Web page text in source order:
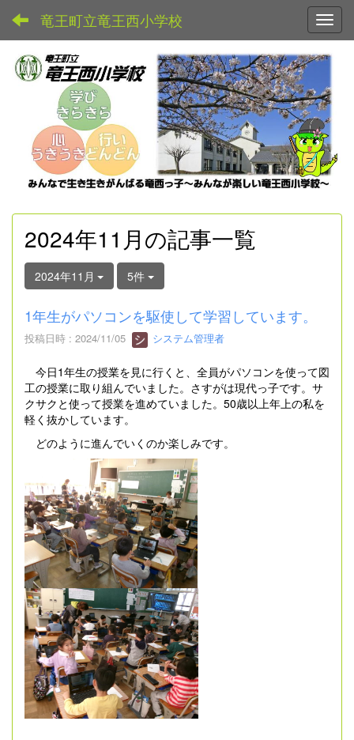
竜王町立竜王西小学校
2024年11月の記事一覧
2024年11月 5件
1年生がパソコンを駆使して学習しています。
投稿日時 : 2024/11/05 システム管理者
今日1年生の授業を見に行くと、全員がパソコンを使って図
工の授業に取り組んでいました。さすがは現代っ子です。サ
クサクと使って授業を進めていました。50歳以上年上の私を
軽く抜かしています。
どのように進んでいくのか楽しみです。